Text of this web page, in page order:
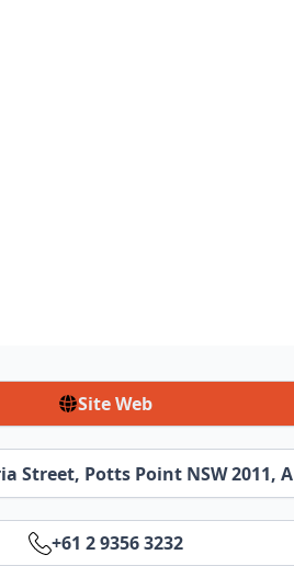
Site Web
Street, Potts Point NSW 2011,
+61 2 9356 3232